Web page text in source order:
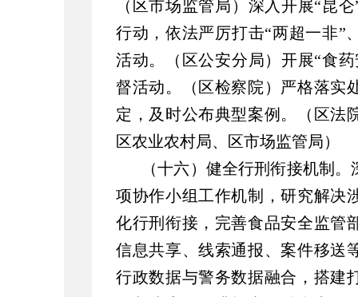
（区市场监管局）深入开展“昆
行动，依法严厉打击“两超一非”
活动。（区公安分局）开展“食
督活动。（区检察院）严格落实
定，及时公布典型案例。（区法
区农业农村局、区市场监管局）
（十六）健全行刑衔接机制
项协作小组工作机制，研究解决
化行刑衔接，完善食品安全监管
信息共享、线索通报、案件移送
行政数据与警务数据融合，搭建